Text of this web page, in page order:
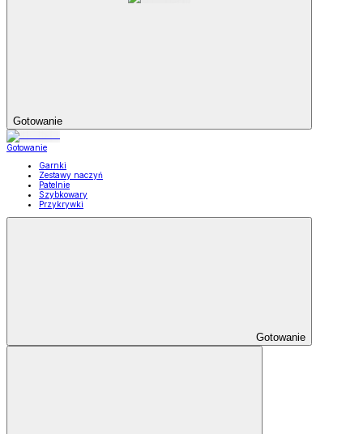
Gotowanie
Gotowanie
Garnki
Zestawy naczyń
Patelnie
Szybkowary
Przykrywki
Gotowanie